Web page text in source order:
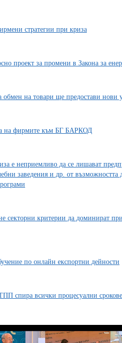
стратегии при криза
проект за промени в Закона за
на товари ще предостави нови
на фирмите към БГ БАРКОД
е неприемливо да се лишават
заведения и др. от възможността
критерии да доминират при
по онлайн експортни дейности
спира всички процесуални срокове